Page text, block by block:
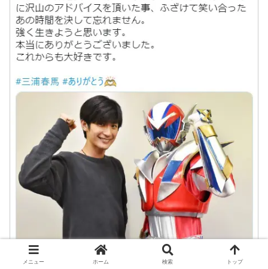
メニュー ホーム 検索 トップ